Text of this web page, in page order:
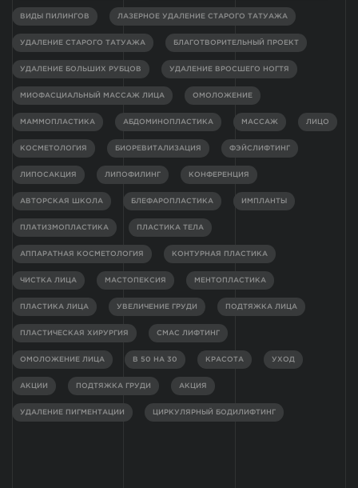
ВИДЫ ПИЛИНГОВ ЛАЗЕРНОЕ УДАЛЕНИЕ СТАРОГО ТАТУАЖА
УДАЛЕНИЕ СТАРОГО ТАТУАЖА БЛАГОТВОРИТЕЛЬНЫЙ ПРОЕКТ
УДАЛЕНИЕ БОЛЬШИХ РУБЦОВ УДАЛЕНИЕ ВРОСШЕГО НОГТЯ
МИОФАСЦИАЛЬНЫЙ МАССАЖ ЛИЦА ОМОЛОЖЕНИЕ
МАММОПЛАСТИКА АБДОМИНОПЛАСТИКА МАССАЖ ЛИЦО
КОСМЕТОЛОГИЯ БИОРЕВИТАЛИЗАЦИЯ ФЭЙСЛИФТИНГ
ЛИПОСАКЦИЯ ЛИПОФИЛИНГ КОНФЕРЕНЦИЯ
АВТОРСКАЯ ШКОЛА БЛЕФАРОПЛАСТИКА ИМПЛАНТЫ
ПЛАТИЗМОПЛАСТИКА ПЛАСТИКА ТЕЛА
АППАРАТНАЯ КОСМЕТОЛОГИЯ КОНТУРНАЯ ПЛАСТИКА
ЧИСТКА ЛИЦА МАСТОПЕКСИЯ МЕНТОПЛАСТИКА
ПЛАСТИКА ЛИЦА УВЕЛИЧЕНИЕ ГРУДИ ПОДТЯЖКА ЛИЦА
ПЛАСТИЧЕСКАЯ ХИРУРГИЯ СМАС ЛИФТИНГ
ОМОЛОЖЕНИЕ ЛИЦА В 50 НА 30 КРАСОТА УХОД
АКЦИИ ПОДТЯЖКА ГРУДИ АКЦИЯ
УДАЛЕНИЕ ПИГМЕНТАЦИИ ЦИРКУЛЯРНЫЙ БОДИЛИФТИНГ